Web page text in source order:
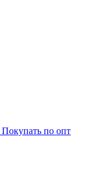
Покупать по опт